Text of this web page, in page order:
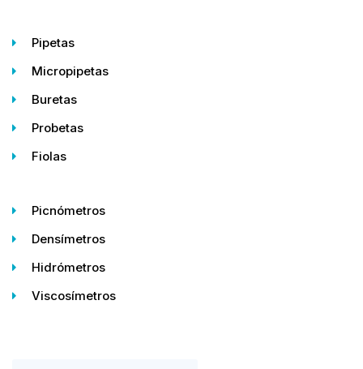
Pipetas
Micropipetas
Buretas
Probetas
Fiolas
Picnómetros
Densímetros
Hidrómetros
Viscosímetros